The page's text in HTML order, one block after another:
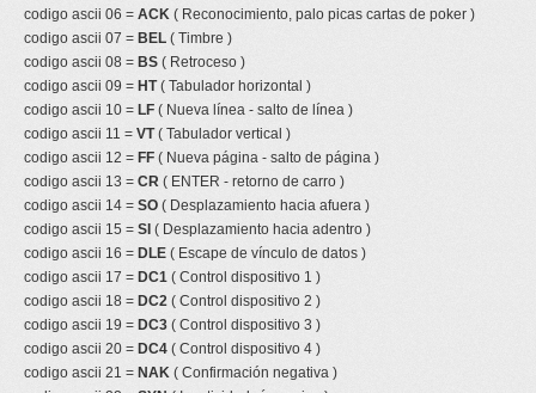
codigo ascii 06 = ACK ( Reconocimiento, palo picas cartas de poker )
codigo ascii 07 = BEL ( Timbre )
codigo ascii 08 = BS ( Retroceso )
codigo ascii 09 = HT( Tabulador horizontal )
codigo ascii 10 = LF ( Nueva línea - salto de línea )
codigo ascii 11 = VT( Tabulador vertical )
codigo ascii 12 = FF ( Nueva página - salto de página )
codigo ascii 13 = CR ( ENTER - retorno de carro )
codigo ascii 14 = SO ( Desplazamiento hacia afuera )
codigo ascii 15 = SI ( Desplazamiento hacia adentro )
codigo ascii 16 = DLE ( Escape de vínculo de datos )
codigo ascii 17 = DC1 ( Control dispositivo 1 )
codigo ascii 18 = DC2 ( Control dispositivo 2 )
codigo ascii 19 = DC3 ( Control dispositivo 3 )
codigo ascii 20 = DC4 ( Control dispositivo 4 )
codigo ascii 21 = NAK ( Confirmación negativa )